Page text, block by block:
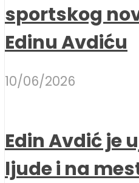
sportskog
Edinu Avdiću
10/06/2026
Edin Avdić je
ljude i na